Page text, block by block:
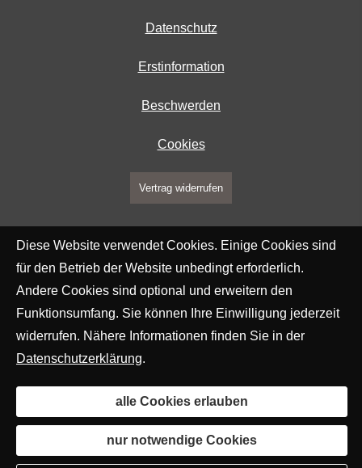
Datenschutz
Erstinformation
Beschwerden
Cookies
Vertrag widerrufen
Diese Website verwendet Cookies. Einige Cookies sind
für den Betrieb der Website unbedingt erforderlich.
Andere Cookies sind optional und erweitern den
Funktionsumfang. Sie können Ihre Einwilligung jederzeit
widerrufen. Nähere Informationen finden Sie in der
Datenschutzerklärung.
alle Cookies erlauben
nur notwendige Cookies